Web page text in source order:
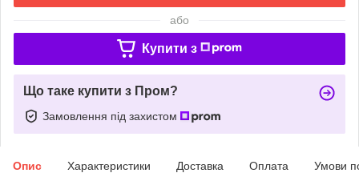
або
Купити з
Що таке купити з Пром?
Замовлення під захистом
Опис Характеристики Доставка Оплата Умови